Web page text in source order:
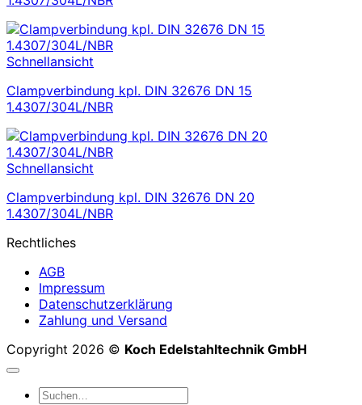
Schnellansicht
Clampverbindung kpl. DIN 32676 DN 15
1.4307/304L/NBR
Schnellansicht
Clampverbindung kpl. DIN 32676 DN 20
1.4307/304L/NBR
Rechtliches
AGB
Impressum
Datenschutzerklärung
Zahlung und Versand
Copyright 2026 © Koch Edelstahltechnik GmbH
Suchen